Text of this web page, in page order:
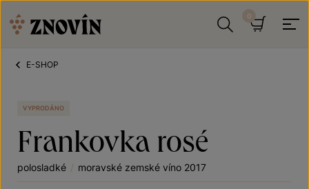
E-SHOP
VYPRODÁNO
Frankovka rosé
polosladké / moravské zemské víno 2017